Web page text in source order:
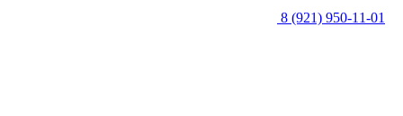
8 (921) 950-11-01